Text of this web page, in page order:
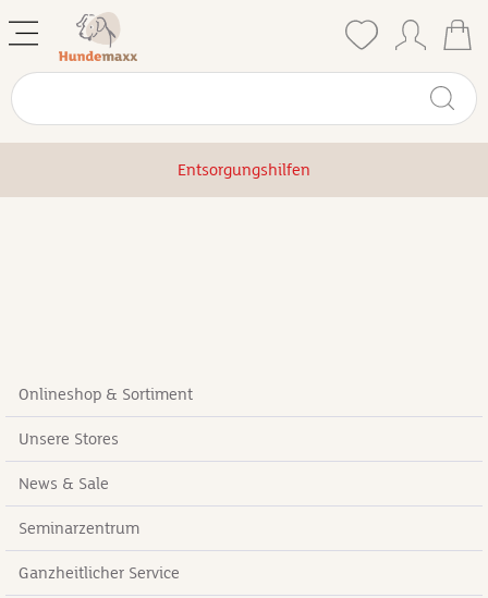
Entsorgungshilfen
Onlineshop & Sortiment
Unsere Stores
News & Sale
Seminarzentrum
Ganzheitlicher Service